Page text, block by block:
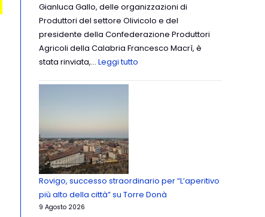
Gianluca Gallo, delle organizzazioni di
Produttori del settore Olivicolo e del
presidente della Confederazione Produttori
Agricoli della Calabria Francesco Macrì, è
stata rinviata,… Leggi tutto
Rovigo, successo straordinario per “L’aperitivo
più alto della città” su Torre Donà
9 Agosto 2026